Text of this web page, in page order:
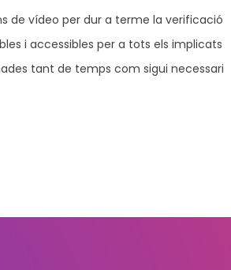
de vídeo per dur a terme la verificació
i accessibles per a tots els implicats
tant de temps com sigui necessari